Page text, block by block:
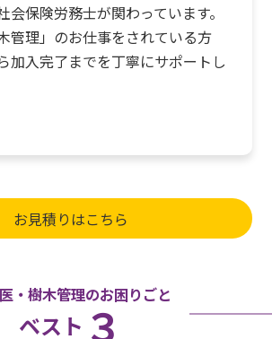
会保険労務士が関わっています。
管理」のお仕事をされている方
加入完了までを丁寧にサポートし
お見積りはこちら
・樹木管理のお困りごと
ベスト ３